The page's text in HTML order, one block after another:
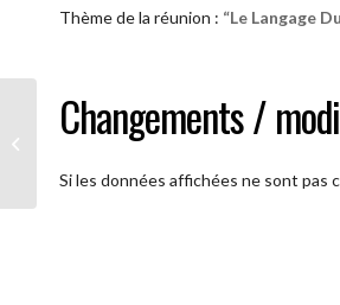
Thème de la réunion : “Le Langage
Changements /
Si les données affichées ne sont
AA Humilité (Le Langage Du Coeur)